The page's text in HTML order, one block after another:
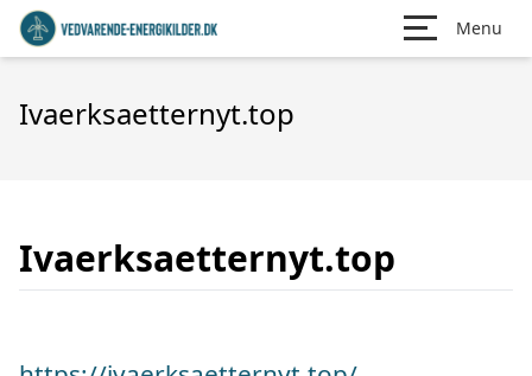
Menu
Ivaerksaetternyt.top
Ivaerksaetternyt.top